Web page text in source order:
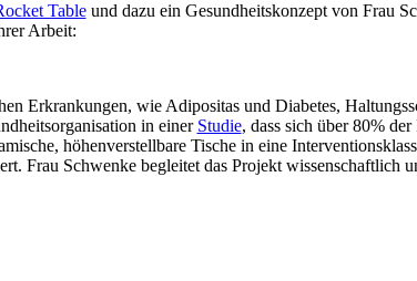
Tableund dazu ein Gesundheitskonzept von Frau
Arbeit:
Erkrankungen, wie Adipositas und Diabetes,
in einer Studie, dass sich über 80%
höhenverstellbare Tische in eine
Frau Schwenke begleitet das Projekt wissenschaftlich